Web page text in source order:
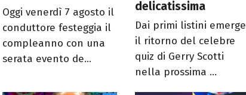
Oggi venerdì 7 agosto il
conduttore festeggia il
compleanno con una
serata evento de...
delicatissima
Dai primi listini emerge
il ritorno del celebre
quiz di Gerry Scotti
nella prossima ...